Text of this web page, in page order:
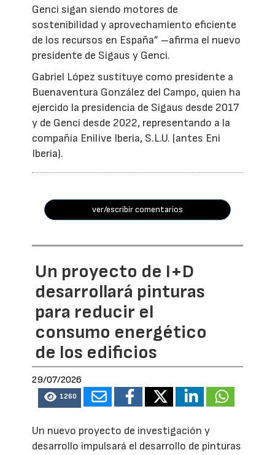
Genci sigan siendo motores de
sostenibilidad y aprovechamiento eficiente
de los recursos en España” –afirma el nuevo
presidente de Sigaus y Genci.
Gabriel López sustituye como presidente a
Buenaventura González del Campo, quien ha
ejercido la presidencia de Sigaus desde 2017
y de Genci desde 2022, representando a la
compañía Enilive Iberia, S.L.U. (antes Eni
Iberia).
ver/escribir comentarios
Un proyecto de I+D
desarrollará pinturas
para reducir el
consumo energético
de los edificios
29/07/2026
1260
Un nuevo proyecto de investigación y
desarrollo impulsará el desarrollo de pinturas